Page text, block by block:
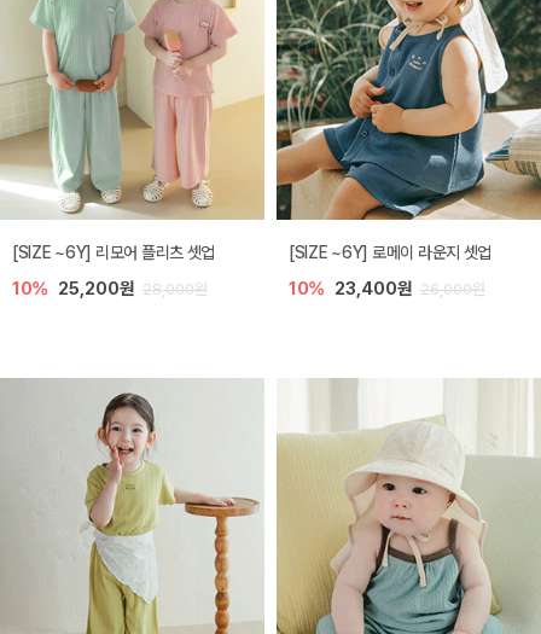
[SIZE ~6Y] 리모어 플리츠 셋업
10% 25,200원 28,000원
[SIZE ~6Y] 로메이 라운지 셋업
10% 23,400원 26,000원